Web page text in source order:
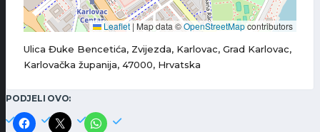
Leaflet | Map data ©OpenStreetMapcontributors
Ulica Đuke Bencetića, Zvijezda, Karlovac, Grad Karlovac,
Karlovačka županija, 47000, Hrvatska
PODJELI OVO: